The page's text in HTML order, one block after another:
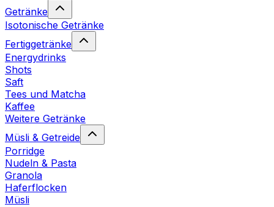
Getränke
Isotonische Getränke
Fertiggetränke
Energydrinks
Shots
Saft
Tees und Matcha
Kaffee
Weitere Getränke
Müsli & Getreide
Porridge
Nudeln & Pasta
Granola
Haferflocken
Müsli